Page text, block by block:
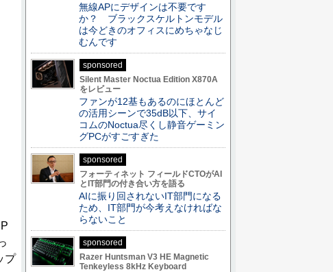
プ
無線APにデザインは不要です
か？ ブラックスケルトンモデル
は今どきのオフィスにめちゃなじ
むんです
sponsored
Silent Master Noctua Edition X870A
をレビュー
ファンが12基もあるのにほとんど
の活用シーンで35dB以下、サイ
コムのNoctua尽くし静音ゲーミン
グPCがすごすぎた
sponsored
フォーティネット フィールドCTOがAI
とIT部門の付き合い方を語る
AIに振り回されないIT部門になる
ため、IT部門が今考えなければな
らないこと
sponsored
Razer Huntsman V3 HE Magnetic
Tenkeyless 8kHz Keyboard